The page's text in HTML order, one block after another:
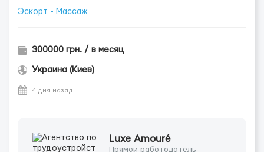
Эскорт - Массаж
300000 грн. / в месяц
Украина (Киев)
4 дня назад
Luxe Amouré
Прямой работодатель